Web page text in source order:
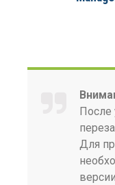
После
Для